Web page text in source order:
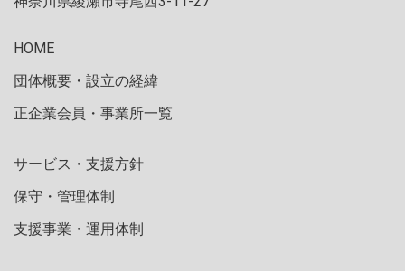
HOME
団体概要・設立の経緯
正企業会員・事業所一覧
サービス・支援方針
保守・管理体制
支援事業・運用体制